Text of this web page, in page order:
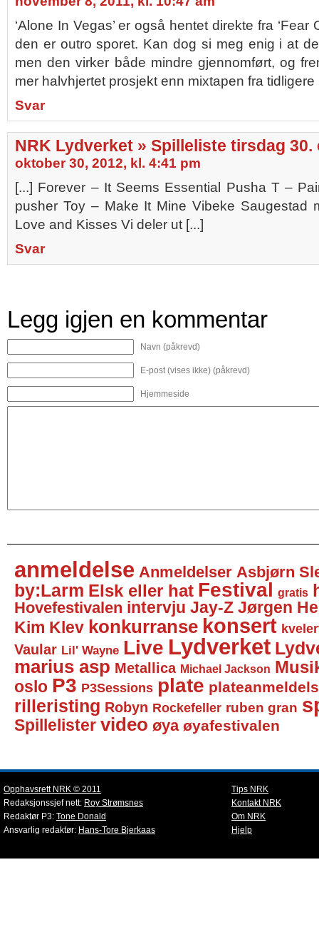
‘Alone In Vegas’ er også hentet direkte fra ‘Fear
den er outro sporet. Kan dog si meg enig i at
men den virker både mindre gjennomført, og
mer halvhjertet prosjekt enn mixtapen fra tidligere
Svar
NRK Lydverket » Spilleliste tirsdag 30.
oktober 30, 2012, kl. 4:41 pm
[...] Forever – It Seems Essential Pusha T –
pusher Toy – Make It Mine Vibeke Saugestad
Love and Kisses Vi deler ut [...]
Svar
Legg igjen en kommentar
Navn (påkrevd)
E-post (vises ikke) (påkrevd)
Hjemmeside
anmeldelse Anmeldelser Asbjørn
by:Larm Elsk eller hat Festival gratis
Hovefestivalen intervju Jay-Z Jørgen
Kim Klev konkurranse konsert
Vaular Lil' Wayne Live Lydverket
marius asp Metallica Michael Jackson
oslo P3 P3Sessions plate
rilleristing Robyn Rockefeller ruben gran
Spillelister video øya øyafestivalen
Opphavsrett NRK © 2011
Redaksjonssjef nett: Roy Strømsnes
Redaktør P3: Tone Donald
Ansvarlig redaktør: Hans-Tore Bjerkaas
Tips NRK
Kontakt NRK
Om NRK
Hjelp